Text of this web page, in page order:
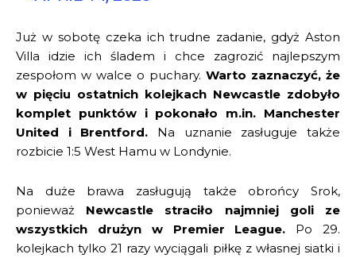
Już w sobotę czeka ich trudne zadanie, gdyż Aston
Villa idzie ich śladem i chce zagrozić najlepszym
zespołom w walce o puchary. Warto zaznaczyć, że
w pięciu ostatnich kolejkach Newcastle zdobyło
komplet punktów i pokonało m.in. Manchester
United i Brentford. Na uznanie zasługuje także
rozbicie 1:5 West Hamu w Londynie.
Na duże brawa zasługują także obrońcy Srok,
ponieważ Newcastle straciło najmniej goli ze
wszystkich drużyn w Premier League. Po 29.
kolejkach tylko 21 razy wyciągali piłkę z własnej siatki i